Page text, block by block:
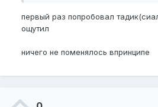
первый раз попробовал
ощутил
ничего не поменялось впринципе